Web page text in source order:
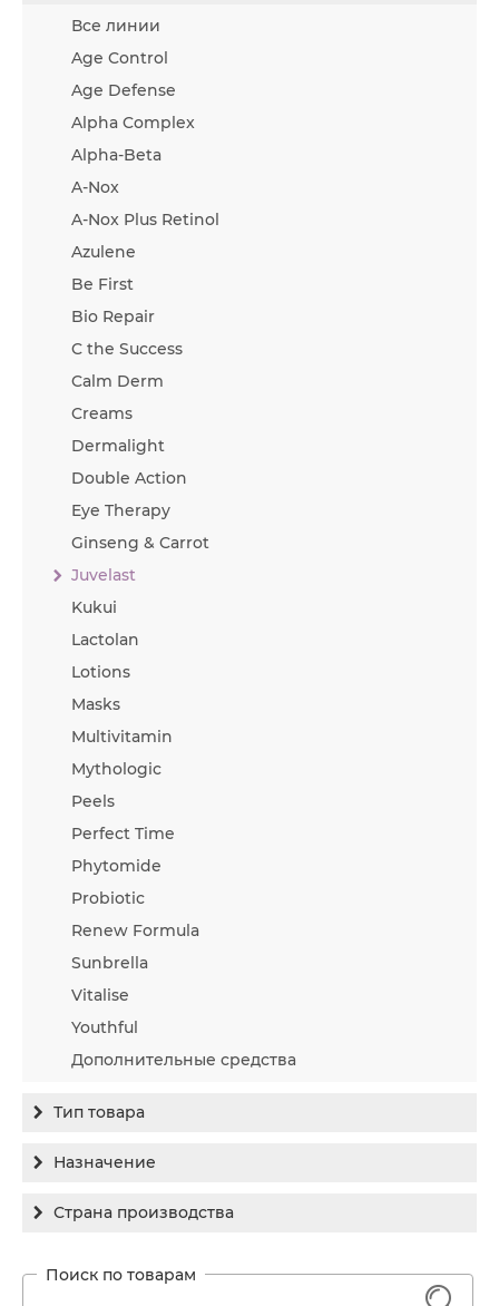
Все линии
Age Control
Age Defense
Alpha Complex
Alpha-Beta
A-Nox
A-Nox Plus Retinol
Azulene
Be First
Bio Repair
C the Success
Calm Derm
Creams
Dermalight
Double Action
Eye Therapy
Ginseng & Carrot
Juvelast
Kukui
Lactolan
Lotions
Masks
Multivitamin
Mythologic
Peels
Perfect Time
Phytomide
Probiotic
Renew Formula
Sunbrella
Vitalise
Youthful
Дополнительные средства
Тип товара
Бальзам
Концентрат
Назначение
Гиперпигментация
Заживление
Страна производства